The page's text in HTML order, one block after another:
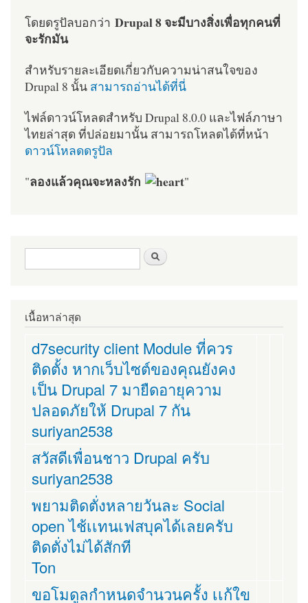
โดยดรูปัลบอกว่า Drupal 8 จะมีบางสิ่งเพื่อทุกคนที่
จะรักมัน
สำหรับรายละเอียดเกี่ยวกับความน่าสนใจของ
Drupal 8 นั้น สามารถอ่านได้ที่นี่
ไฟล์ดาวน์โหลดสำหรับ Drupal 8.0.0 และไฟล์ภาษา
ไทยล่าสุด ที่ปล่อยมานั้น สามารถโหลดได้ที่หน้า
ดาวน์โหลดดรูปัล
"ลองแล้วคุณจะหลงรัก "
ฟอร์มค้นหา
เนื้อหาล่าสุด
d7security client Module ที่ควร
ติดตั้ง หากเว็บไซต์ของคุณยังคง
เป็น Drupal 7 มายืดอายุความ
ปลอดภัยให้ Drupal 7 กัน
suriyan2538
สวัสดีเพื่อนชาว Drupal ครับ
suriyan2538
พยามติดตั่งหลายวันละ Social
open ไช้เเทนเฟสบุคได้เลยครับ
ติดตั่งไม่ได้สักที
Ton
ขอโมดูลกำหนดจำนวนครั้ง เเก้ใข